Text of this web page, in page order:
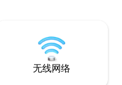
米的门槛）。
无线网络